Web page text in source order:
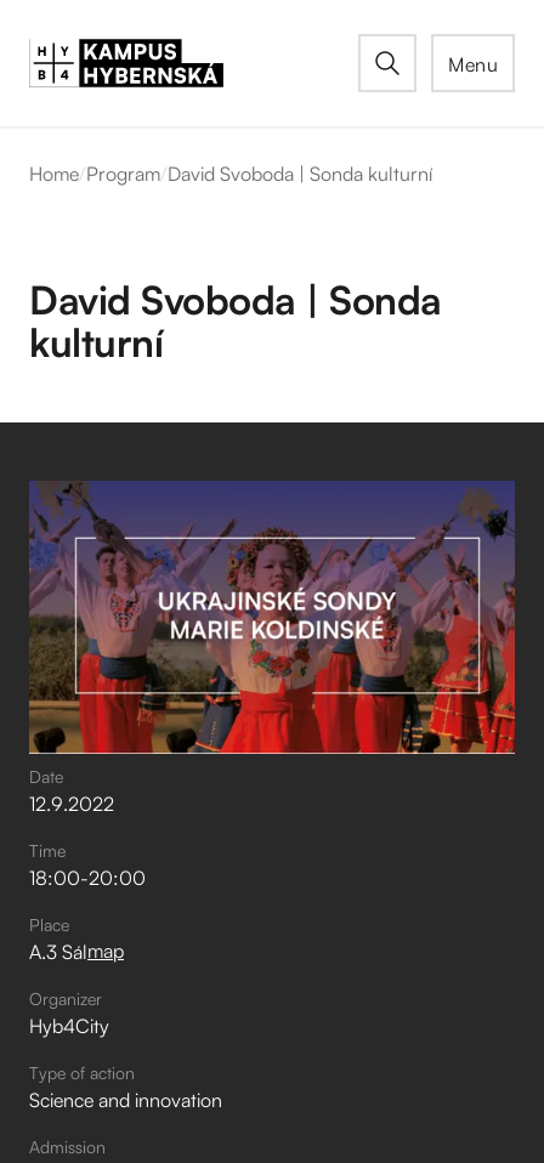
Menu
Home/Program/David Svoboda | Sonda kulturní
David Svoboda | Sonda
kulturní
Date
12.9.2022
Time
18:00-20:00
Place
A.3 Sálmap
Organizer
Hyb4City
Type of action
Science and innovation
Admission